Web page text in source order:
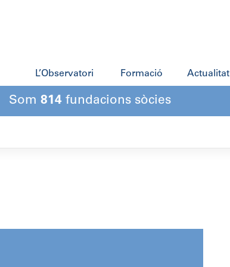
L’Observatori Formació Actualitat
Som 814 fundacions sòcies